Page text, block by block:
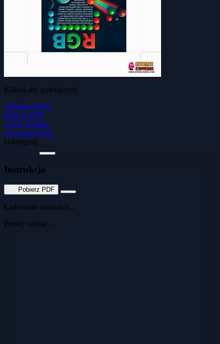
Kliknij aby powiększyć
Okładka Polski
Pobierz PDF
Cover English
Download PDF
Udostępnij
Instrukcja
Pobierz PDF
Ładowanie instrukcji...
Proszę czekać...